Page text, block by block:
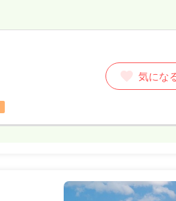
気にな